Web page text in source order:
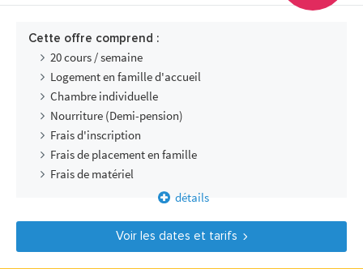
Cette offre comprend :
20 cours / semaine
Logement en famille d'accueil
Chambre individuelle
Nourriture (Demi-pension)
Frais d'inscription
Frais de placement en famille
Frais de matériel
détails
Voir les dates et tarifs